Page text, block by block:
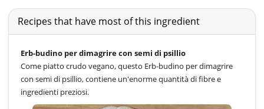
Recipes that have most of this ingredient
Erb-budino per dimagrire con semi di psillio
Come piatto crudo vegano, questo Erb-budino per dimagrire
con semi di psillio, contiene un'enorme quantità di fibre e
ingredienti preziosi.